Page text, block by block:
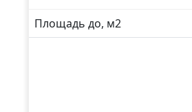
Площадь до, м2